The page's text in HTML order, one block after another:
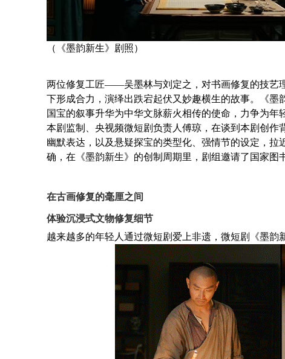
（《墨韵新生》剧照）
两位修复工匠——吴墨林与刘定之，对书画修复的技艺
下形成合力，演绎出跌宕起伏又妙趣横生的故事。《
国宝的叙事升华为中华文脉薪火相传的使命，力争为年
本剧监制、央视频微短剧负责人傅琼，在谈到本剧创作
幽默表达，以及悬疑探宝的类型化、强情节的设定，
确，在《墨韵新生》的创制周期里，剧组邀请了国家图
在古画修复的毫厘之间
体验沉浸式文物修复细节
越来越多的年轻人通过微短剧爱上非遗，微短剧《墨